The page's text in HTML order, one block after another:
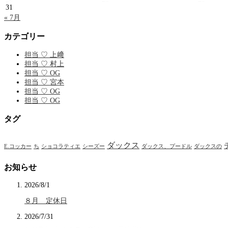
31
« 7月
カテゴリー
担当 ♡ 上﨑
担当 ♡ 村上
担当 ♡ OG
担当 ♡ 宮本
担当 ♡ OG
担当 ♡ OG
タグ
E.コッカー ち ショコラティエ シーズー ダックス ダックス、プードル ダックスの
お知らせ
2026/8/1
８月 定休日
2026/7/31